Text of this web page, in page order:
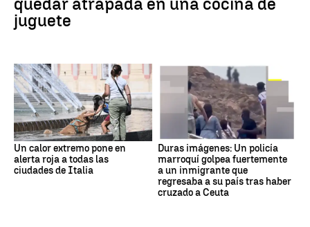
juguete
Un calor extremo pone en
alerta roja a todas las
ciudades de Italia
Duras imágenes: Un policía
marroquí golpea fuertemente
a un inmigrante que
regresaba a su país tras haber
cruzado a Ceuta